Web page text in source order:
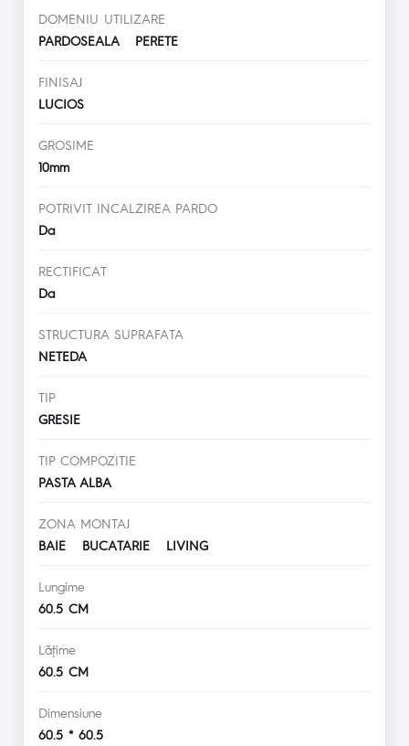
DOMENIU UTILIZARE
PARDOSEALA PERETE
FINISAJ
LUCIOS
GROSIME
10mm
POTRIVIT INCALZIREA PARDO
Da
RECTIFICAT
Da
STRUCTURA SUPRAFATA
NETEDA
TIP
GRESIE
TIP COMPOZITIE
PASTA ALBA
ZONA MONTAJ
BAIE BUCATARIE LIVING
Lungime
60.5 CM
Lăţime
60.5 CM
Dimensiune
60.5 * 60.5